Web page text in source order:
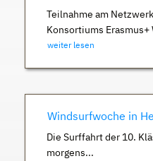
Teilnahme am
Konsortiums Erasmus+
weiter lesen
Windsurfwoche in
Die Surffahrt der 10.
morgens...